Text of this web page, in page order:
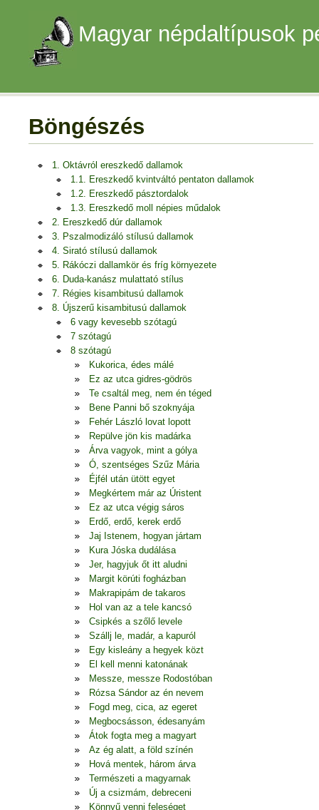
Magyar népdaltípusok
Böngészés
1. Oktávról ereszkedő dallamok
1.1. Ereszkedő kvintváltó pentaton dallamok
1.2. Ereszkedő pásztordalok
1.3. Ereszkedő moll népies műdalok
2. Ereszkedő dúr dallamok
3. Pszalmodizáló stílusú dallamok
4. Sirató stílusú dallamok
5. Rákóczi dallamkör és fríg környezete
6. Duda-kanász mulattató stílus
7. Régies kisambitusú dallamok
8. Újszerű kisambitusú dallamok
6 vagy kevesebb szótagú
7 szótagú
8 szótagú
Kukorica, édes málé
Ez az utca gidres-gödrös
Te csaltál meg, nem én téged
Bene Panni bő szoknyája
Fehér László lovat lopott
Repülve jön kis madárka
Árva vagyok, mint a gólya
Ó, szentséges Szűz Mária
Éjfél után ütött egyet
Megkértem már az Úristent
Ez az utca végig sáros
Erdő, erdő, kerek erdő
Jaj Istenem, hogyan jártam
Kura Jóska dudálása
Jer, hagyjuk őt itt aludni
Margit körúti fogházban
Makrapipám de takaros
Hol van az a tele kancsó
Csipkés a szőlő levele
Szállj le, madár, a kapuról
Egy kisleány a hegyek közt
El kell menni katonának
Messze, messze Rodostóban
Rózsa Sándor az én nevem
Fogd meg, cica, az egeret
Megbocsásson, édesanyám
Átok fogta meg a magyart
Az ég alatt, a föld színén
Hová mentek, három árva
Természeti a magyarnak
Új a csizmám, debreceni
Könnyű venni feleséget